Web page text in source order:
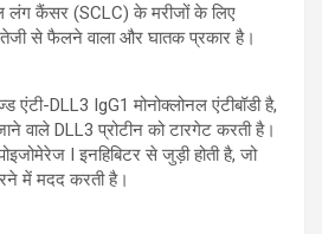
लंग कैंसर (SCLC) के मरीजों के लिए
से फैलने वाला और घातक प्रकार है।
एंटी-DLL3 IgG1 मोनोक्लोनल एंटीबॉडी है,
वाले DLL3 प्रोटीन को टारगेट करती है।
I इनहिबिटर से जुड़ी होती है, जो
में मदद करती है।